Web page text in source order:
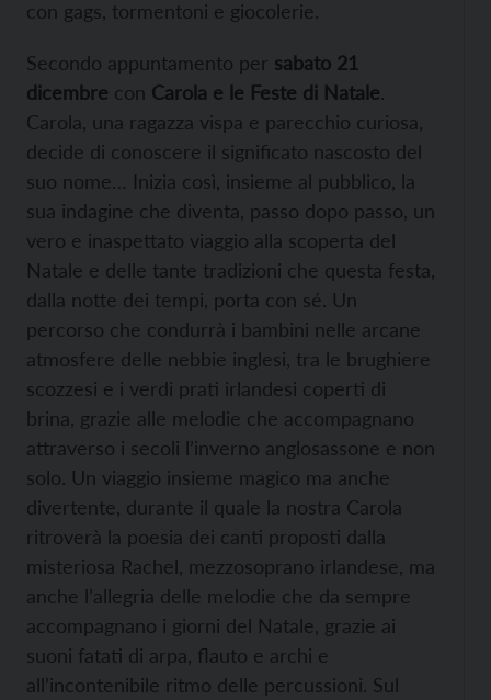
con gags, tormentoni e giocolerie.
Secondo appuntamento per sabato 21
dicembre con Carola e le Feste di Natale.
Carola, una ragazza vispa e parecchio curiosa,
decide di conoscere il significato nascosto del
suo nome… Inizia così, insieme al pubblico, la
sua indagine che diventa, passo dopo passo, un
vero e inaspettato viaggio alla scoperta del
Natale e delle tante tradizioni che questa festa,
dalla notte dei tempi, porta con sé. Un
percorso che condurrà i bambini nelle arcane
atmosfere delle nebbie inglesi, tra le brughiere
scozzesi e i verdi prati irlandesi coperti di
brina, grazie alle melodie che accompagnano
attraverso i secoli l’inverno anglosassone e non
solo. Un viaggio insieme magico ma anche
divertente, durante il quale la nostra Carola
ritroverà la poesia dei canti proposti dalla
misteriosa Rachel, mezzosoprano irlandese, ma
anche l’allegria delle melodie che da sempre
accompagnano i giorni del Natale, grazie ai
suoni fatati di arpa, flauto e archi e
all’incontenibile ritmo delle percussioni. Sul